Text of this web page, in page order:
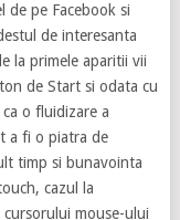
de pe Facebook si
de interesanta
la primele aparitii vii
de Start si odata cu
o fluidizare a
a fi o piatra de
timp si bunavointa
cazul la
mouse-ului